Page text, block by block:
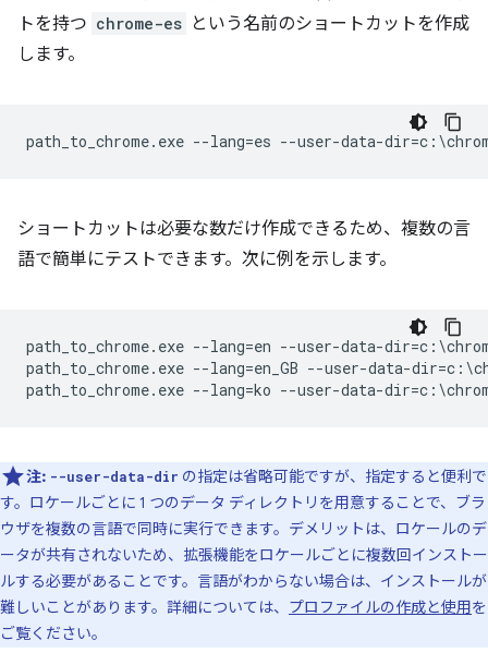
トを持つ chrome-es という名前のショートカットを作成
します。
ショートカットは必要な数だけ作成できるため、複数の言
語で簡単にテストできます。次に例を示します。
path_to_chrome.exe --lang=en --user-data-
path_to_chrome.exe --lang=en_GB --user-data-
注: --user-data-dir の指定は省略可能ですが、指定すると便利で
す。ロケールごとに 1 つのデータ ディレクトリを用意することで、ブラ
ウザを複数の言語で同時に実行できます。デメリットは、ロケールのデ
ータが共有されないため、拡張機能をロケールごとに複数回インストー
ルする必要があることです。言語がわからない場合は、インストールが
難しいことがあります。詳細については、 プロファイルの作成と使用 を
ご覧ください。